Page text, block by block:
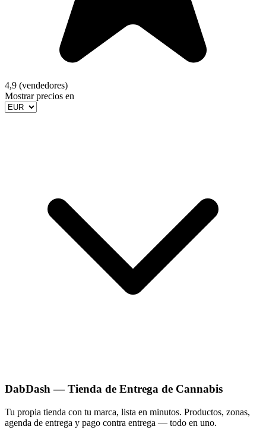
4,9 (vendedores)
Mostrar precios en
DabDash — Tienda de Entrega de Cannabis
Tu propia tienda con tu marca, lista en minutos. Productos, zonas,
agenda de entrega y pago contra entrega — todo en uno.